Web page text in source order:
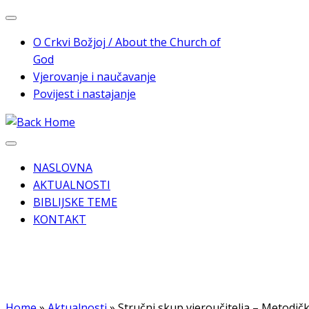
Skip
contentO Crkvi Božjoj / About the Church of
God
Vjerovanje i naučavanje
Povijest i nastajanje
NASLOVNA
AKTUALNOSTI
BIBLIJSKE TEME
KONTAKT